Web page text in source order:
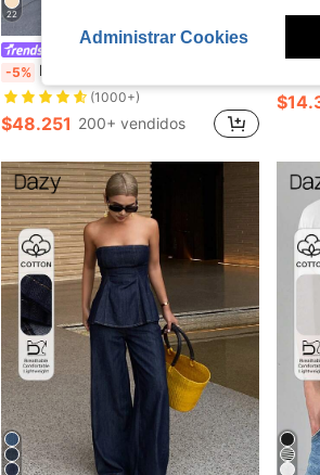
22
-5% DAZY Chaqueta de manga larga de ajuste delgado de unicolor y estilo simple para primavera y verano, ropa de mujer para otoño
(1000+)
$48.251 200+ vendidos
Administrar Cookies